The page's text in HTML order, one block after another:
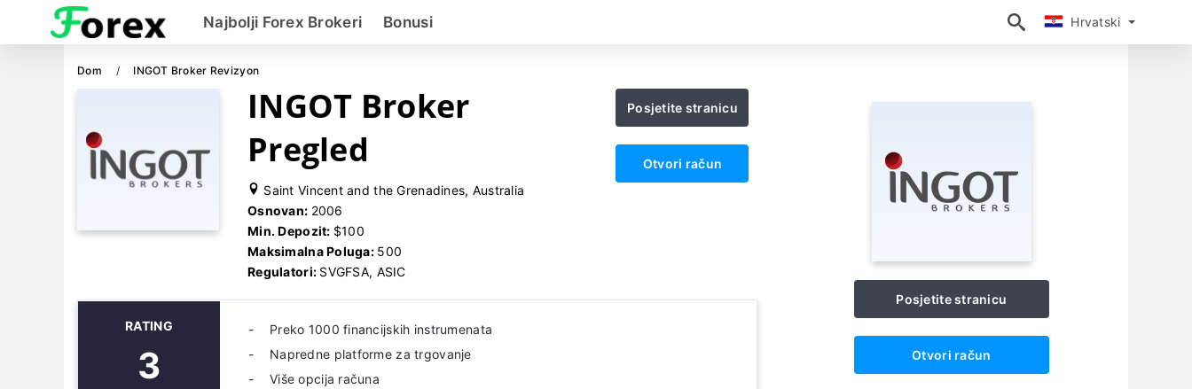
Hrvatski
Najbolji Forex Brokeri Bonusi Hrvatski
Dom INGOT Broker Revizyon
INGOT Broker
Pregled
Saint Vincent and the Grenadines, Australia
Osnovan: 2006
Min. Depozit: $100
Maksimalna Poluga: 500
Regulatori: SVGFSA, ASIC
Posjetite stranicu
Otvori račun
RATING
3
Preko 1000 financijskih instrumenata
Napredne platforme za trgovanje
Više opcija računa
Posjetite stranicu
Otvori račun